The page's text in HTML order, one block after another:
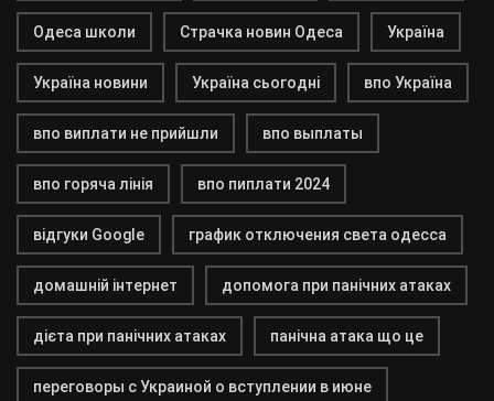
Одеса школи Страчка новин Одеса Україна
Україна новини Україна сьогодні впо Україна
впо виплати не прийшли впо выплаты
впо горяча лінія впо пиплати 2024
відгуки Google график отключения света одесса
домашній інтернет допомога при панічних атаках
дієта при панічних атаках панічна атака що це
переговоры с Украиной о вступлении в июне